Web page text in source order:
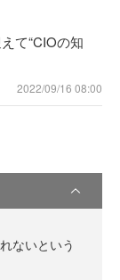
て“CIOの知
2022/09/16 08:00
ないという